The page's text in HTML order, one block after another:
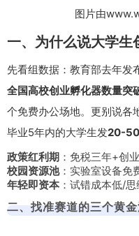
图片由
一、为什么说大学生
先看组数据：教育部去年发
全国高校创业孵化器数量
个免费办公场地。更别说各
毕业5年内的大学生发20-50
政策红利期 ：免税三年+创
校园资源池：实验室设备免
年轻即资本：试错成本低/
二、找准赛道的三个黄金